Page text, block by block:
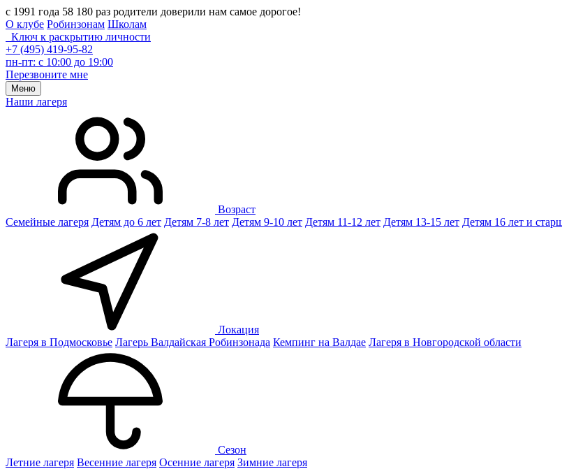
с 1991 года 58 180 раз родители доверили нам самое дорогое!
О клубе Робинзонам Школам
Ключ к раскрытию личности
+7 (495) 419-95-82
пн-пт: с 10:00 до 19:00
Перезвоните мне
Меню
Наши лагеря
Возраст
Семейные лагеря Детям до 6 лет Детям 7-8 лет Детям 9-10 лет Детям 11-12 лет Детям 13-15 лет Детям 16 лет и
Локация
Лагеря в Подмосковье Лагерь Валдайская Робинзонада Кемпинг на Валдае Лагеря в Новгородской области
Сезон
Летние лагеря Весенние лагеря Осенние лагеря Зимние лагеря